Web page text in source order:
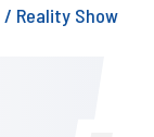
/ Reality Show